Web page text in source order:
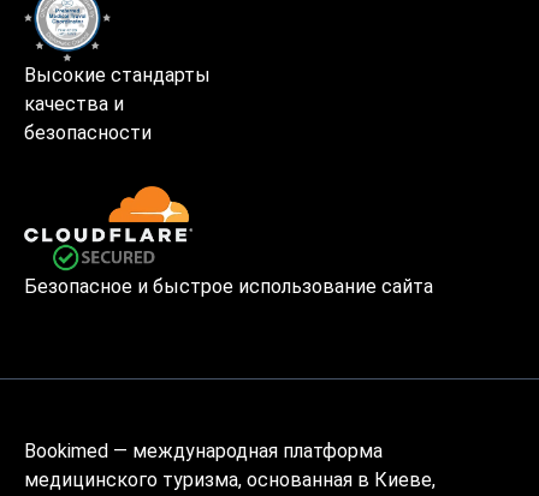
Высокие стандарты
качества и
безопасности
Безопасное и быстрое использование сайта
Bookimed — международная платформа
медицинского туризма, основанная в Киеве,